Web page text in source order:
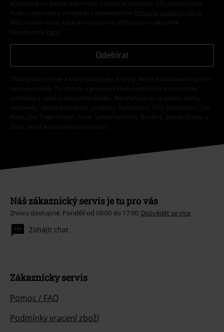
pravidelně mi posílat informace o svých produktech. Mé osobní údaje
budou zpracovány v souladu s ustanoveními
Ochrana osobních údajů
Můj souhlas mohu kdykoliv odvolat na odhlašovací odkaz/link.
Unsubscribe here
Odebírat
*Platí pouze online a kód je platný jen 4 týdny. Nelze kombinovat s jinými
slevovými kódy. Po vložení a potvrzení kódu bude sleva automaticky
odečtena z vašeho nákupního košíku. Nevztahuje se na média, knihy,
vstupenky, dárkové poukazy, produkty: Rammstein, (Till) Lindemann, Die
Ärzte, Die Toten Hosen, Feine Sahne Fischfilet, Broilers, Böhse Onkelz a
zboží, jehož koupí podpoříte nadaci.
Náš zákaznický servis je tu pro vás
Znovu dostupné: Pondělí od 09:00 do 17:00. Dozvědět se více
Zahájit chat
Zákaznícky servis
Pomoc / FAQ
Podmínky vracení zboží